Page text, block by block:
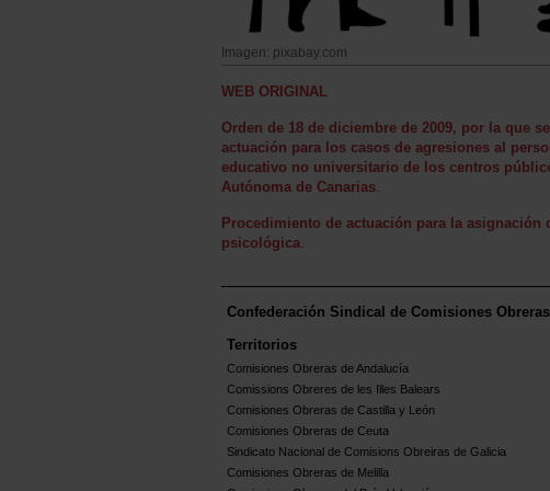
Imagen: pixabay.com
WEB ORIGINAL
Orden de 18 de diciembre de 2009, por la que
actuación para los casos de agresiones al
educativo no universitario de los centros
Autónoma de Canarias.
Procedimiento de actuación para la asignación
psicológica.
Confederación Sindical de Comisiones Obreras
Territorios
Comisiones Obreras de Andalucía
Comissions Obreres de les Illes Balears
Comisiones Obreras de Castilla y León
Comisiones Obreras de Ceuta
Sindicato Nacional de Comisions Obreiras de Galicia
Comisiones Obreras de Melilla